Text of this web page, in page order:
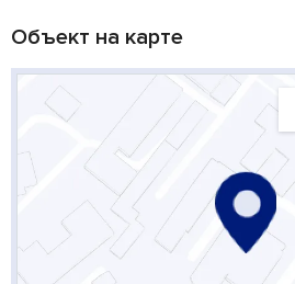
Объект на карте